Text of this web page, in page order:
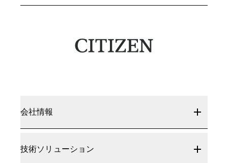
会社情報
技術ソリューション